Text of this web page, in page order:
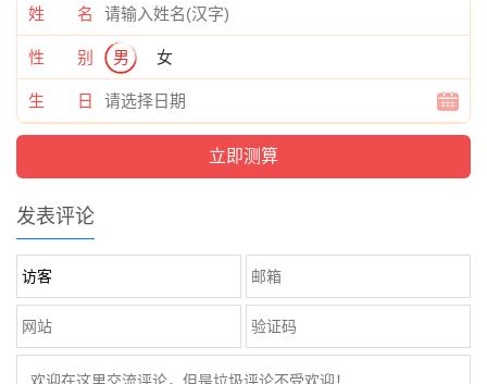
姓 名
性 别 男 女
生 日
发表评论